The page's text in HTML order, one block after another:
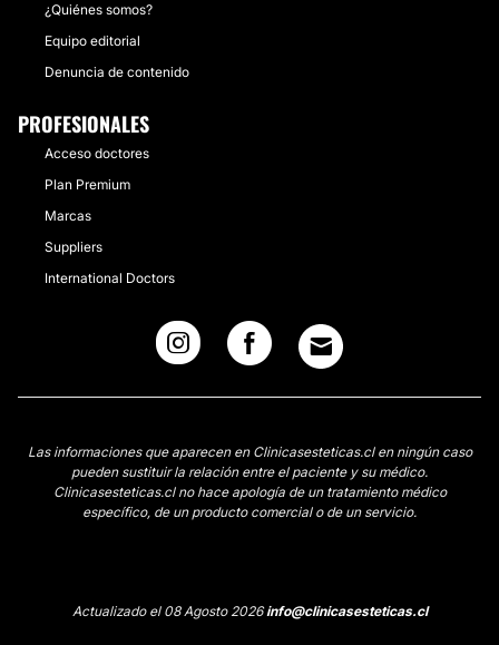
¿Quiénes somos?
Equipo editorial
Denuncia de contenido
PROFESIONALES
Acceso doctores
Plan Premium
Marcas
Suppliers
International Doctors
Las informaciones que aparecen en Clinicasesteticas.cl en ningún caso
pueden sustituir la relación entre el paciente y su médico.
Clinicasesteticas.cl no hace apología de un tratamiento médico
específico, de un producto comercial o de un servicio.
Actualizado el 08 Agosto 2026info@clinicasesteticas.cl